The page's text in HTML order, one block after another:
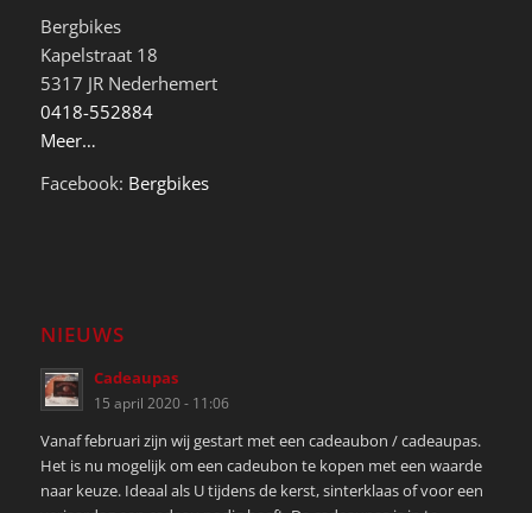
Bergbikes
Kapelstraat 18
5317 JR Nederhemert
0418-552884
Meer…
Facebook: Bergbikes
NIEUWS
Cadeaupas
15 april 2020 - 11:06
Vanaf februari zijn wij gestart met een cadeaubon / cadeaupas.
Het is nu mogelijk om een cadeubon te kopen met een waarde
naar keuze. Ideaal als U tijdens de kerst, sinterklaas of voor een